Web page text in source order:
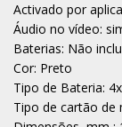
Activado por
Áudio no vídeo:
Baterias: Não
Cor: Preto
Tipo de Bateria:
Tipo de cartão de